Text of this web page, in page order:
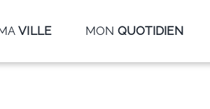
VILLE MON QUOTIDIEN